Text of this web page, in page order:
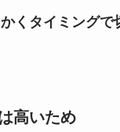
くタイミングで
高いため